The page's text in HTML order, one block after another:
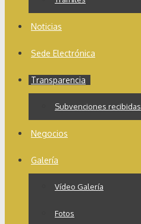
Noticias
Sede Electrónica
Transparencia
Subvenciones recibidas
Negocios
Galería
Vídeo Galería
Fotos